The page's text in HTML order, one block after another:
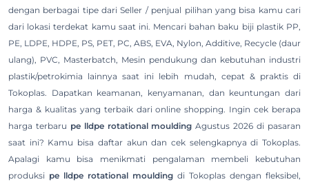
dengan berbagai tipe dari Seller / penjual pilihan yang bisa kamu cari
dari lokasi terdekat kamu saat ini. Mencari bahan baku biji plastik PP,
PE, LDPE, HDPE, PS, PET, PC, ABS, EVA, Nylon, Additive, Recycle (daur
ulang), PVC, Masterbatch, Mesin pendukung dan kebutuhan industri
plastik/petrokimia lainnya saat ini lebih mudah, cepat & praktis di
Tokoplas. Dapatkan keamanan, kenyamanan, dan keuntungan dari
harga & kualitas yang terbaik dari online shopping. Ingin cek berapa
harga terbaru pe lldpe rotational moulding Agustus 2026 di pasaran
saat ini? Kamu bisa daftar akun dan cek selengkapnya di Tokoplas.
Apalagi kamu bisa menikmati pengalaman membeli kebutuhan
produksi pe lldpe rotational moulding di Tokoplas dengan fleksibel,